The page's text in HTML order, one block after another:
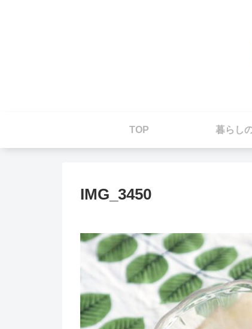
TOP 暮らし
IMG_3450